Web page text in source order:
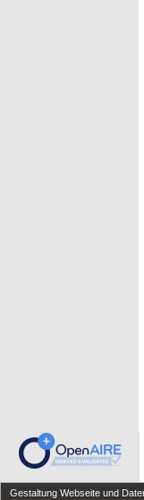
Gestaltung Webseite und